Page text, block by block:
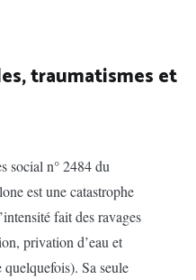
traumatismes et
social n° 2484 du
est une catastrophe
fait des ravages
privation d’eau et
Sa seule